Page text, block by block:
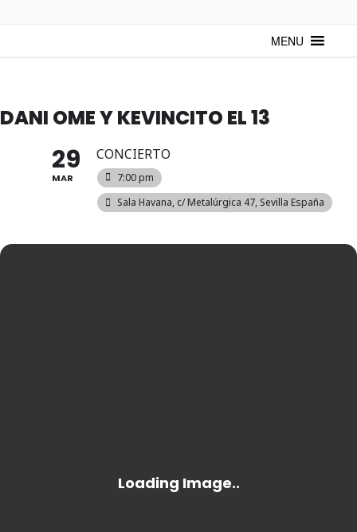
mantenerte actualizado sobre Cuba y sus artistas. Noticias, eventos y
MENU
DANI OME Y KEVINCITO EL 13
29
MAR
CONCIERTO
7:00 pm
Sala Havana, c/ Metalúrgica 47, Sevilla España